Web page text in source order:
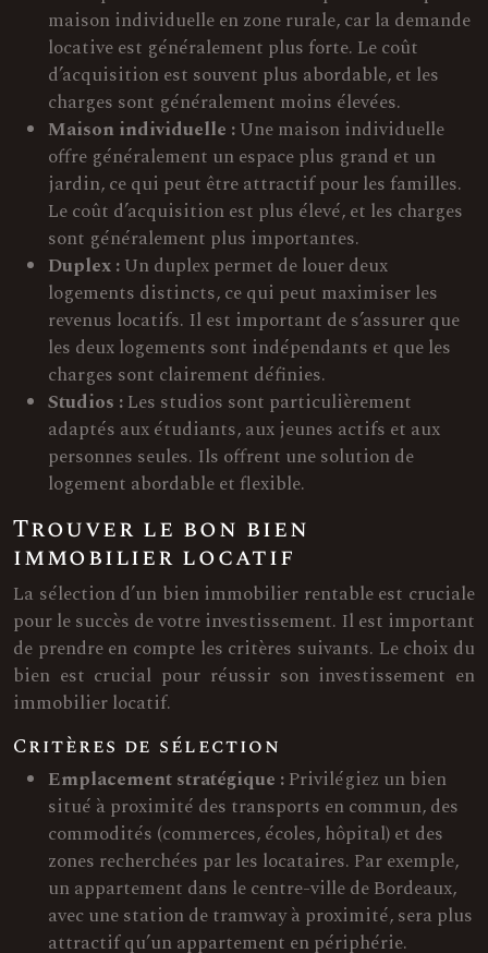
maison individuelle en zone rurale, car la demande
locative est généralement plus forte. Le coût
d’acquisition est souvent plus abordable, et les
charges sont généralement moins élevées.
Maison individuelle :Une maison individuelle
offre généralement un espace plus grand et un
jardin, ce qui peut être attractif pour les familles.
Le coût d’acquisition est plus élevé, et les charges
sont généralement plus importantes.
Duplex :Un duplex permet de louer deux
logements distincts, ce qui peut maximiser les
revenus locatifs. Il est important de s’assurer que
les deux logements sont indépendants et que les
charges sont clairement définies.
Studios :Les studios sont particulièrement
adaptés aux étudiants, aux jeunes actifs et aux
personnes seules. Ils offrent une solution de
logement abordable et flexible.
Trouver le bon bien
immobilier locatif
La sélection d’un bien immobilier rentable est cruciale
pour le succès de votre investissement. Il est important
de prendre en compte les critères suivants. Le choix du
bien est crucial pour réussir son investissement en
immobilier locatif.
Critères de sélection
Emplacement stratégique :Privilégiez un bien
situé à proximité des transports en commun, des
commodités (commerces, écoles, hôpital) et des
zones recherchées par les locataires. Par exemple,
un appartement dans le centre-ville de Bordeaux,
avec une station de tramway à proximité, sera plus
attractif qu’un appartement en périphérie.